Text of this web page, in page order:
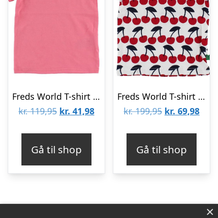
Freds World T-shirt – Koral
kr.119,95 Den
var:
kr. 119,95.
kr. 41,98Den
kr. 41,98.
Gå til shop
Freds World T-shirt – Hvid m. Kirsebær
kr.199,95 Den
var:
kr. 199,95.
kr. 69,98Den
kr.
Gå til shop
×